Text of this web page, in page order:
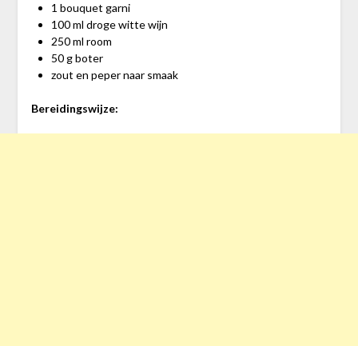
1 bouquet garni
100 ml droge witte wijn
250 ml room
50 g boter
zout en peper naar smaak
Bereidingswijze: